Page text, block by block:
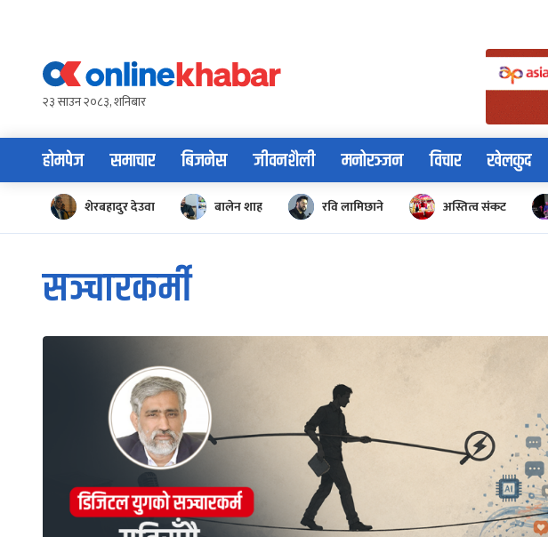
content२३ साउन २०८३, शनिबार
होमपेज समाचार बिजनेस जीवनशैली मनोरञ्जन विचार खेलकुद
शेरबहादुर देउवा बालेन शाह रवि लामिछाने अस्तित्व संकट
सञ्चारकर्मी